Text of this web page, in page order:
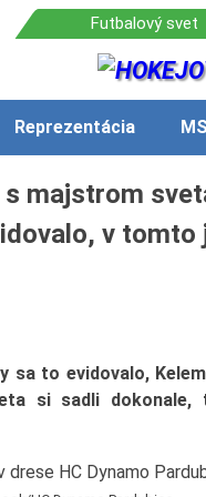
Reprezentácia
majstrom
v tomto
sa to evidovalo,
si sadli dokonale,